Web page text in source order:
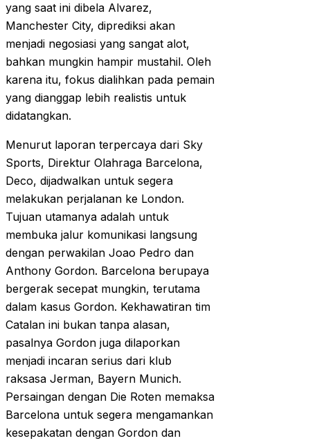
yang saat ini dibela Alvarez,
Manchester City, diprediksi akan
menjadi negosiasi yang sangat alot,
bahkan mungkin hampir mustahil. Oleh
karena itu, fokus dialihkan pada pemain
yang dianggap lebih realistis untuk
didatangkan.
Menurut laporan terpercaya dari Sky
Sports, Direktur Olahraga Barcelona,
Deco, dijadwalkan untuk segera
melakukan perjalanan ke London.
Tujuan utamanya adalah untuk
membuka jalur komunikasi langsung
dengan perwakilan Joao Pedro dan
Anthony Gordon. Barcelona berupaya
bergerak secepat mungkin, terutama
dalam kasus Gordon. Kekhawatiran tim
Catalan ini bukan tanpa alasan,
pasalnya Gordon juga dilaporkan
menjadi incaran serius dari klub
raksasa Jerman, Bayern Munich.
Persaingan dengan Die Roten memaksa
Barcelona untuk segera mengamankan
kesepakatan dengan Gordon dan